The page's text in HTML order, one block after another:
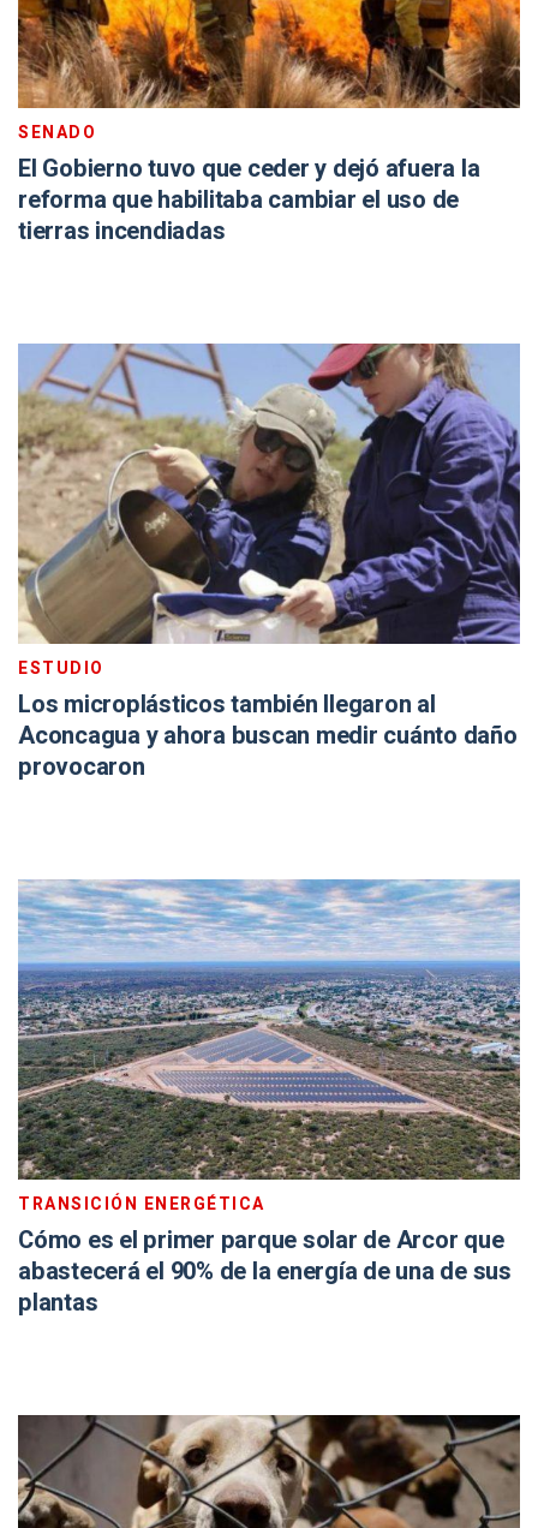
SENADO
El Gobierno tuvo que ceder y dejó afuera la
reforma que habilitaba cambiar el uso de
tierras incendiadas
ESTUDIO
Los microplásticos también llegaron al
Aconcagua y ahora buscan medir cuánto daño
provocaron
TRANSICIÓN ENERGÉTICA
Cómo es el primer parque solar de Arcor que
abastecerá el 90% de la energía de una de sus
plantas